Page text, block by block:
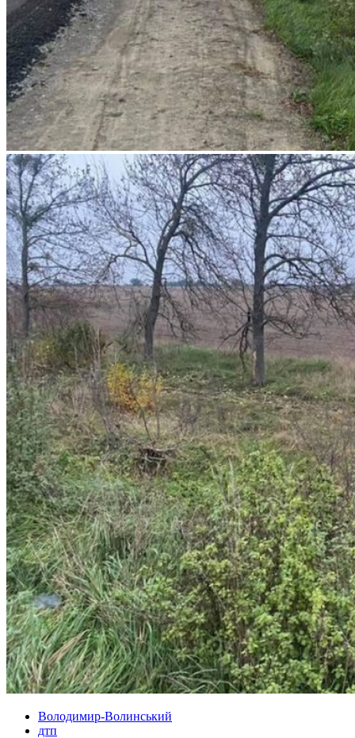
Володимир-Волинський
дтп